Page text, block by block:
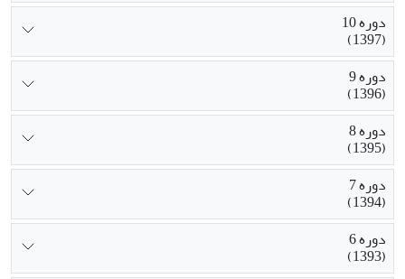
دوره 10
(1397)
دوره 9
(1396)
دوره 8
(1395)
دوره 7
(1394)
دوره 6
(1393)